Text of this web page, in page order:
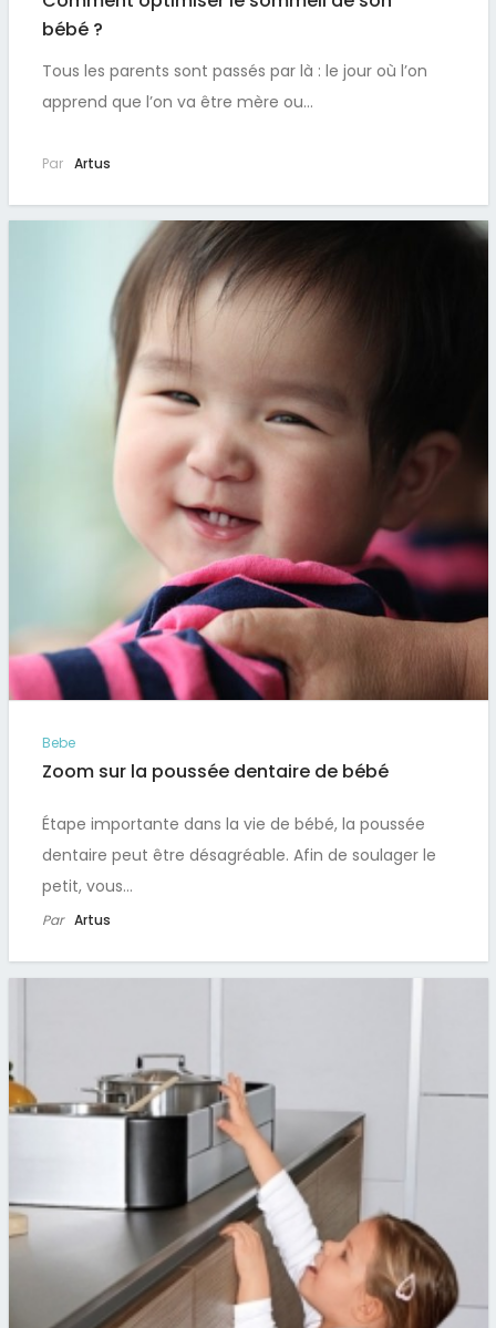
bébé ?
Tous les parents sont passés par là : le jour où l’on
apprend que l’on va être mère ou…
Par Artus
Bebe
Zoom sur la poussée dentaire de bébé
Étape importante dans la vie de bébé, la poussée
dentaire peut être désagréable. Afin de soulager le
petit, vous…
Par Artus